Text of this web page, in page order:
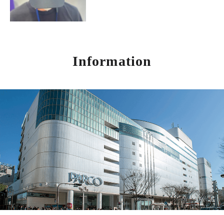
Information